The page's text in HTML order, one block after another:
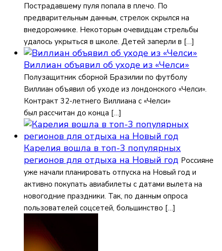
Пострадавшему пуля попала в плечо. По
предварительным данным, стрелок скрылся на
внедорожнике. Некоторым очевидцам стрельбы
удалось укрыться в школе. Детей заперли в […]
Виллиан объявил об уходе из «Челси»
Полузащитник сборной Бразилии по футболу
Виллиан объявил об уходе из лондонского «Челси».
Контракт 32-летнего Виллиана с «Челси»
был рассчитан до конца […]
Карелия вошла в топ-3 популярных
регионов для отдыха на Новый год Россияне
уже начали планировать отпуска на Новый год и
активно покупать авиабилеты с датами вылета на
новогодние праздники. Так, по данным опроса
пользователей соцсетей, большинство […]